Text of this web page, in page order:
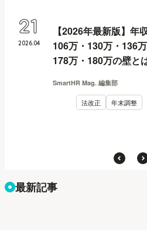
【2026年最新版】年
106万・130万・136
178万・180万の壁と
SmartHR Mag. 編集部
法改正 年末調整
2026.04
21
最新記事